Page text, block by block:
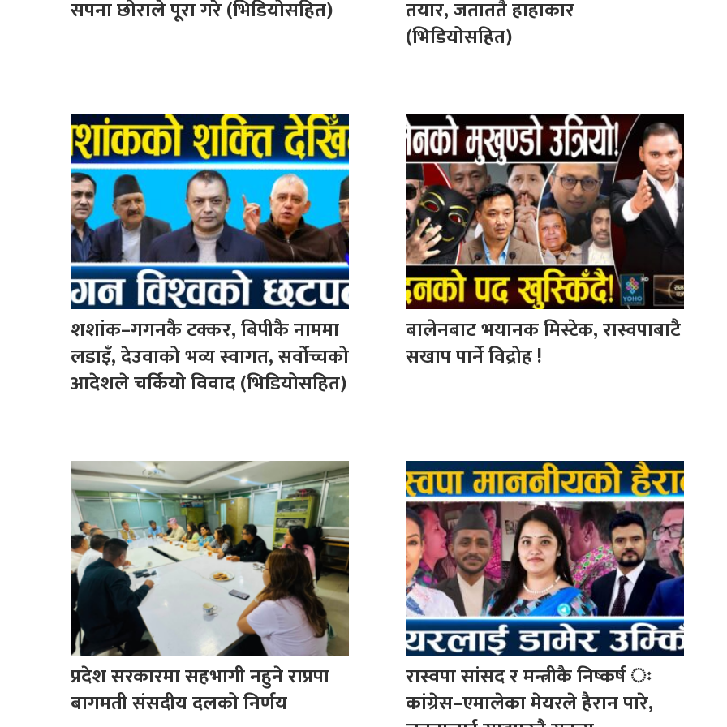
सपना छोराले पूरा गरे (भिडियोसहित)
तयार, जताततै हाहाकार
(भिडियोसहित)
शशांक–गगनकै टक्कर, बिपीकै नाममा
लडाइँ, देउवाको भव्य स्वागत, सर्वोच्चको
आदेशले चर्कियो विवाद (भिडियोसहित)
बालेनबाट भयानक मिस्टेक, रास्वपाबाटै
सखाप पार्ने विद्रोह !
प्रदेश सरकारमा सहभागी नहुने राप्रपा
बागमती संसदीय दलको निर्णय
रास्वपा सांसद र मन्त्रीकै निष्कर्ष ः
कांग्रेस–एमालेका मेयरले हैरान पारे,